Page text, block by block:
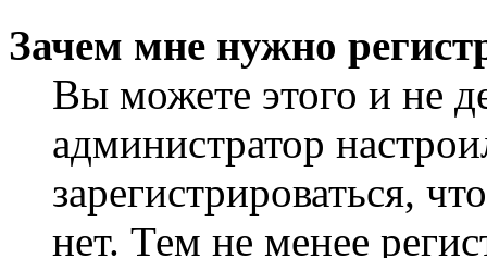
Зачем мне нужно
Вы можете этого и не
администратор
зарегистрироваться,
нет. Тем не менее